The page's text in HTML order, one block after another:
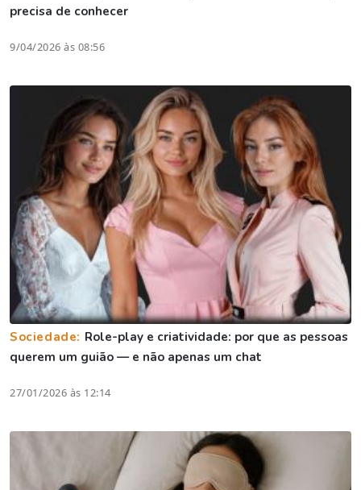
precisa de conhecer
9/04/2026 às 08:56
Sociedade: Role-play e criatividade: por que as pessoas
querem um guião — e não apenas um chat
27/01/2026 às 12:14